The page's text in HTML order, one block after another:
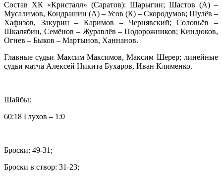
Состав ХК «Кристалл» (Саратов): Шарыгин; Шастов (А) –
Мусалимов, Кондрашин (А) – Усов (К) – Скородумов; Шулёв –
Хафизов, Закурин – Каримов – Чернявский; Соловьёв –
Шкалябин, Семёнов – Журавлёв – Подорожников; Киндюков,
Огнев – Быков – Мартынов, Ханнанов.
Главные судьи Максим Максимов, Максим Шерер; линейные
судьи матча Алексей Никита Бухаров, Иван Клименко.
Шайбы:
60:18 Глухов – 1:0
Броски: 49-31;
Броски в створ: 31-23;